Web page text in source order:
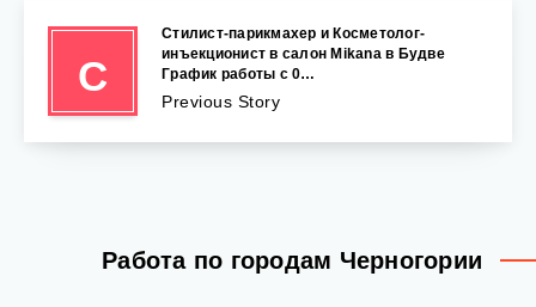
С
Стилист-парикмахер и Косметолог-
инъекционист в салон Mikana в Будве
График работы с 0…
Previous Story
Работа по городам Черногории